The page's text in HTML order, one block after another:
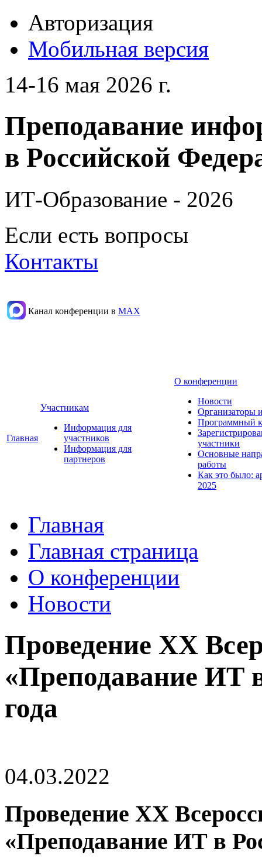
Авторизация
Мобильная версия
14-16 мая 2026 г.
Преподавание
в Российской
ИТ-Образование - 2026
Если есть вопросы
Контакты
Канал конференции в МАХ
Главная
Участникам
Информация для
участников
Информация для
партнеров
О конференции
Новости
Организаторы
Программный
участники
Основные
работы
Как это было:
2025
Главная
Главная страница
О конференции
Новости
Проведение XX
«Преподавание ИТ
года
04.03.2022
Проведение XX
«Преподавание ИТ в